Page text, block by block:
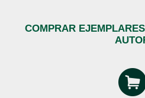
COMPRAR